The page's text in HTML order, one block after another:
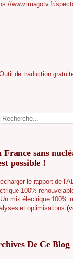
www.imagotv.fr/
France sans
possible !
le rapport de
100%
Un mix électrique 100%
et optimisations
De Ce Blog